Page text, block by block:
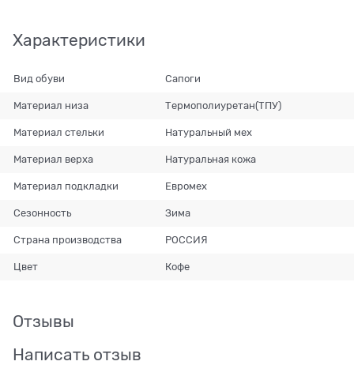
Характеристики
Вид обуви Сапоги
Материал низа Термополиуретан(ТПУ)
Материал стельки Натуральный мех
Материал верха Натуральная кожа
Материал подкладки Евромех
Сезонность Зима
Страна производства РОССИЯ
Цвет Кофе
Отзывы
Написать отзыв